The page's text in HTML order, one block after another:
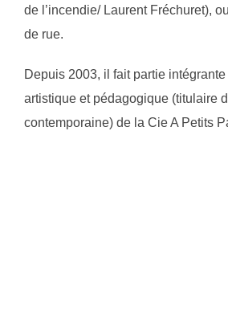
de l’incendie/ Laurent Fréchuret),
de rue.
Depuis 2003, il fait partie intégrante
artistique et pédagogique (titulaire
contemporaine) de la Cie A Petits